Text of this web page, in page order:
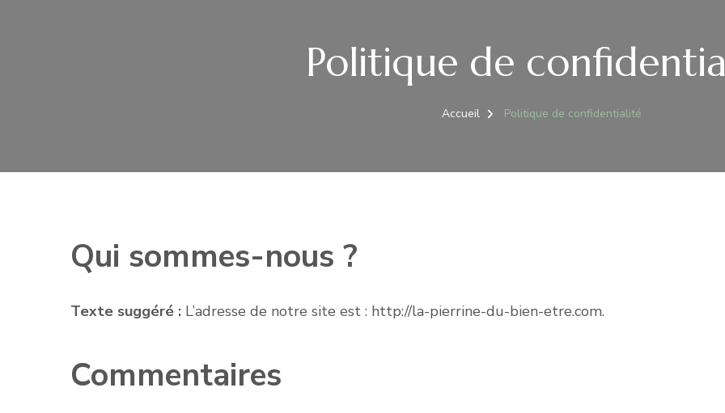
Politique de
Accueil Politique de confidentialité
Qui sommes-nous ?
Texte suggéré : L’adresse de notre site est : http://la-pierrine-du-bien-etre.com.
Commentaires